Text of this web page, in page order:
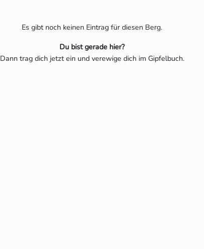
Es gibt noch keinen Eintrag für diesen Berg.
Du bist gerade hier?
Dann trag dich jetzt ein und verewige dich im Gipfelbuch.